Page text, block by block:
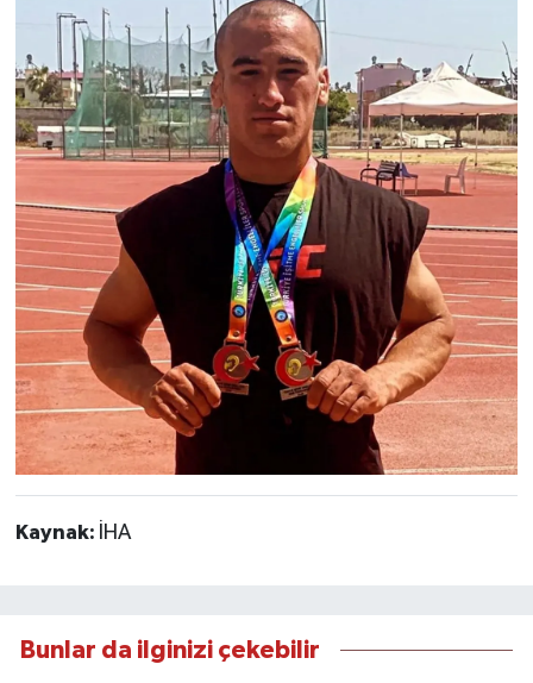
Kaynak: İHA
Bunlar da ilginizi çekebilir